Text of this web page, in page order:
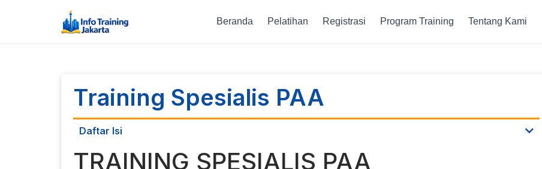
Beranda Pelatihan Registrasi Program Training Tentang Kami
Training Spesialis PAA
Daftar Isi
TRAINING SPESIALIS PAA